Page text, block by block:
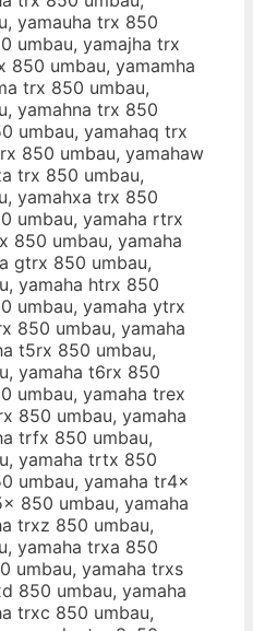
yamauha trx 850
umbau, yamajha trx
850 umbau, yamamha
trx 850 umbau,
yamahna trx 850
umbau, yamahaq trx
850 umbau, yamahaw
trx 850 umbau,
yamahxa trx 850
umbau, yamaha rtrx
850 umbau, yamaha
gtrx 850 umbau,
yamaha htrx 850
umbau, yamaha ytrx
850 umbau, yamaha
t5rx 850 umbau,
yamaha t6rx 850
umbau, yamaha trex
850 umbau, yamaha
trfx 850 umbau,
yamaha trtx 850
umbau, yamaha tr4x
850 umbau, yamaha
trxz 850 umbau,
yamaha trxa 850
umbau, yamaha trxs
850 umbau, yamaha
trxc 850 umbau,